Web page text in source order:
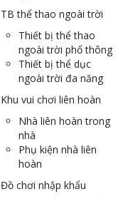
TB thể thao ngoài trời
Thiết bị thể thao
ngoài trời phổ thông
Thiết bị thể dục
ngoài trời đa năng
Khu vui chơi liên hoàn
Nhà liên hoàn trong
nhà
Phụ kiện nhà liên
hoàn
Đồ chơi nhập khẩu